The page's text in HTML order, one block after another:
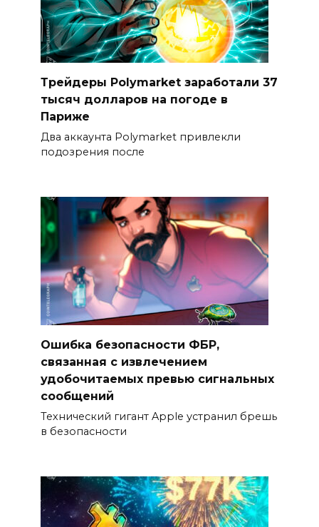
Трейдеры Polymarket заработали 37
тысяч долларов на погоде в
Париже
Два аккаунта Polymarket привлекли
подозрения после
Ошибка безопасности ФБР,
связанная с извлечением
удобочитаемых превью сигнальных
сообщений
Технический гигант Apple устранил брешь
в безопасности